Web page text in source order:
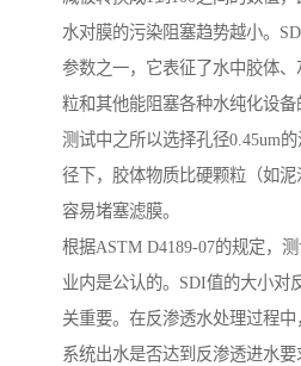
水对膜的污染阻塞趋势越小。
参数之一，它表征了水中胶体
粒和其他能阻塞各种水纯化设
测试中之所以选择孔径0.45um
径下，胶体物质比硬颗粒（如
容易堵塞滤膜。
根据ASTM D4189-07的规定，
业内是公认的。SDI值的大小对
关重要。在反渗透水处理过程
系统出水是否达到反渗透进水